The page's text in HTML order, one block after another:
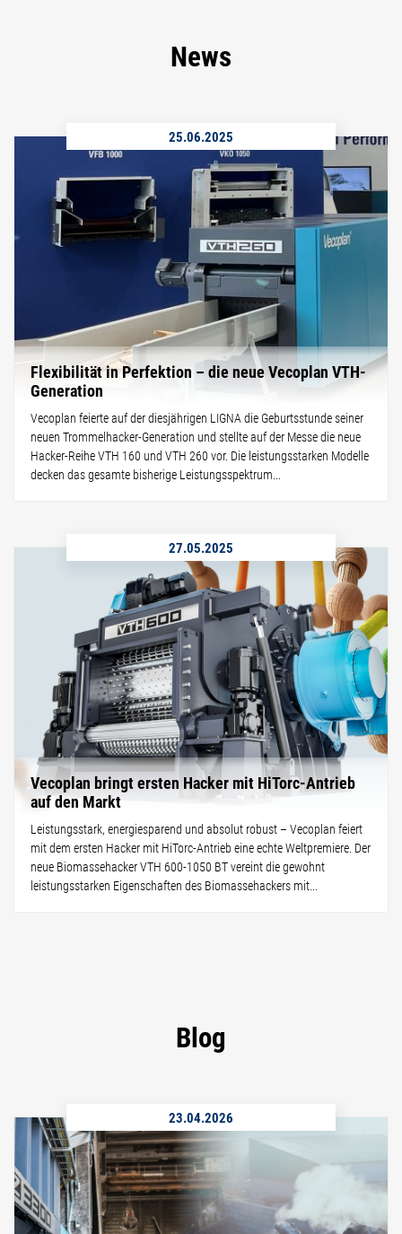
News
25.06.2025
Flexibilität in Perfektion – die neue Vecoplan VTH-
Generation
Vecoplan feierte auf der diesjährigen LIGNA die Geburtsstunde seiner
neuen Trommelhacker-Generation und stellte auf der Messe die neue
Hacker-Reihe VTH 160 und VTH 260 vor. Die leistungsstarken Modelle
decken das gesamte bisherige Leistungsspektrum...
27.05.2025
Vecoplan bringt ersten Hacker mit HiTorc-Antrieb
auf den Markt
Leistungsstark, energiesparend und absolut robust – Vecoplan feiert
mit dem ersten Hacker mit HiTorc-Antrieb eine echte Weltpremiere. Der
neue Biomassehacker VTH 600-1050 BT vereint die gewohnt
leistungsstarken Eigenschaften des Biomassehackers mit...
Blog
23.04.2026